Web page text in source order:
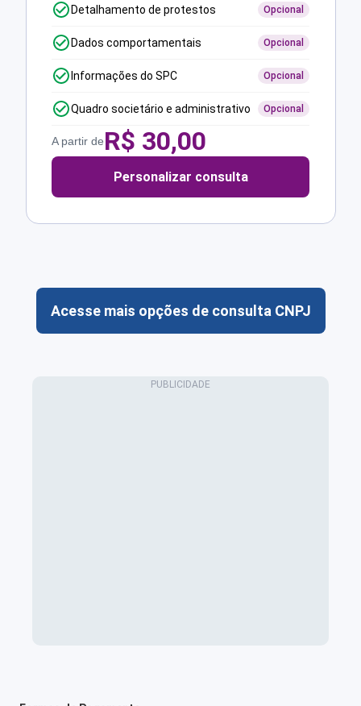
Detalhamento de protestos Opcional
Dados comportamentais Opcional
Informações do SPC Opcional
Quadro societário e administrativo Opcional
A partir deR$ 30,00
Personalizar consulta
Acesse mais opções de consulta CNPJ